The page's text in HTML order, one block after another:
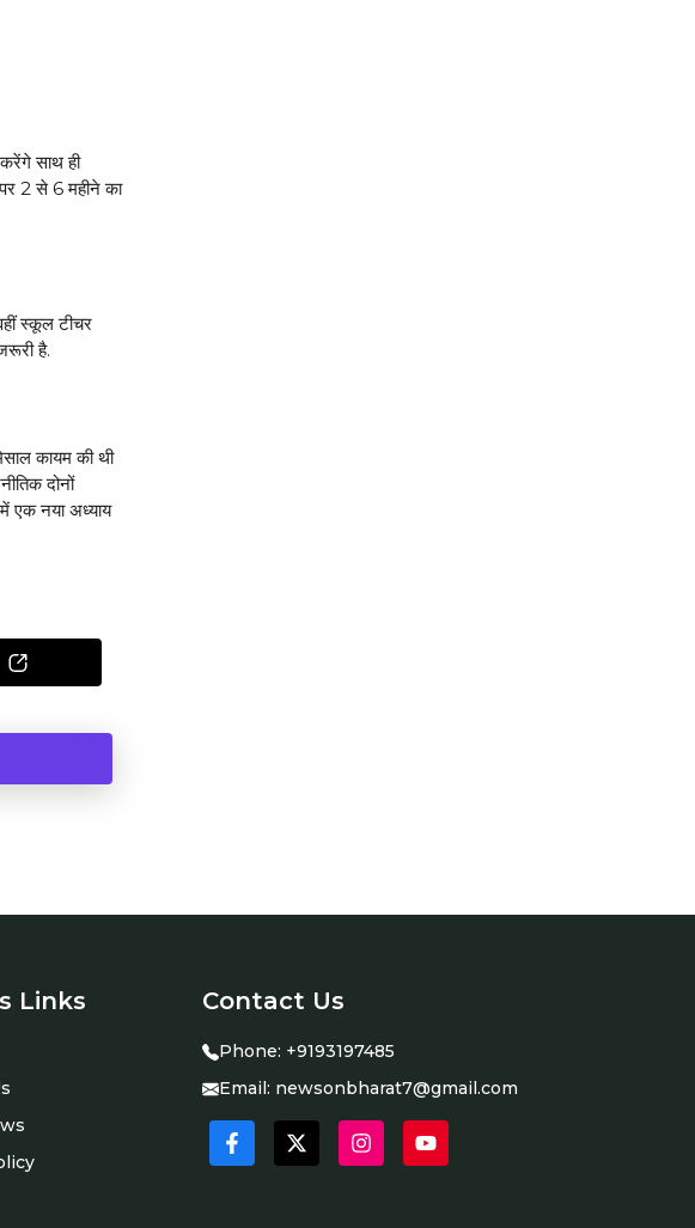
साथ ही
2 से 6 महीने का
स्कूल टीचर
है.
कायम की थी
दोनों
एक नया अध्याय
Links Contact Us
Phone: +9193197485
Email: newsonbharat7@gmail.com